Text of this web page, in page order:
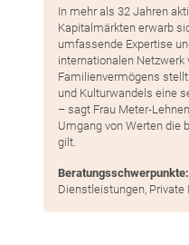
In mehr als 32 Jahren
Kapitalmärkten erwarb
umfassende Expertise
internationalen Netzwerk
Familienvermögens
und Kulturwandels eine
– sagt Frau Meter-
Umgang von Werten die
gilt.
Beratungsschwerpunkte:
Dienstleistungen, Private